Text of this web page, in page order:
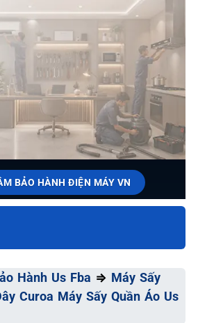
BẢO HÀNH ĐIỆN MÁY VN
& BẢO HÀNH US
Đa
Hành Us Fba ⇒ Máy Sấy
Curoa Máy Sấy Quần Áo Us